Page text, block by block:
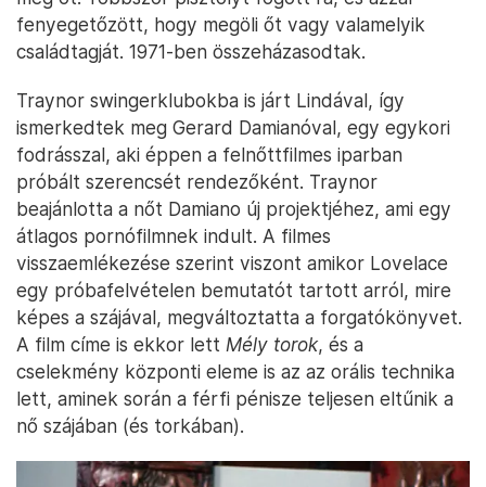
fenyegetőzött, hogy megöli őt vagy valamelyik
családtagját. 1971-ben összeházasodtak.
Traynor swingerklubokba is járt Lindával, így
ismerkedtek meg Gerard Damianóval, egy egykori
fodrásszal, aki éppen a felnőttfilmes iparban
próbált szerencsét rendezőként. Traynor
beajánlotta a nőt Damiano új projektjéhez, ami egy
átlagos pornófilmnek indult. A filmes
visszaemlékezése szerint viszont amikor Lovelace
egy próbafelvételen bemutatót tartott arról, mire
képes a szájával, megváltoztatta a forgatókönyvet.
A film címe is ekkor lett Mély torok, és a
cselekmény központi eleme is az az orális technika
lett, aminek során a férfi pénisze teljesen eltűnik a
nő szájában (és torkában).